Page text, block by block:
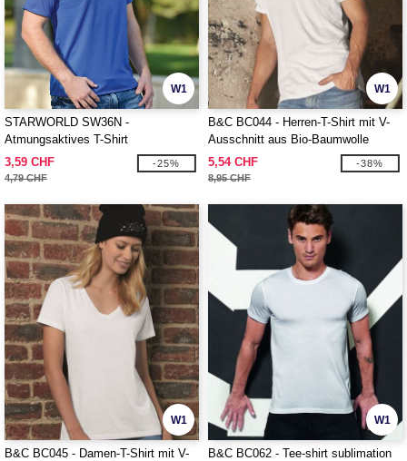
W1
STARWORLD SW36N -
Atmungsaktives T-Shirt
3,59 CHF
4,79 CHF
-25%
W1
B&C BC044 - Herren-T-Shirt mit V-
Ausschnitt aus Bio-Baumwolle
5,54 CHF
8,95 CHF
-38%
W1
B&C BC045 - Damen-T-Shirt mit V-
W1
B&C BC062 - Tee-shirt sublimation